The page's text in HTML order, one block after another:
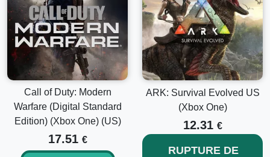
Call of Duty: Modern
Warfare (Digital Standard
Edition) (Xbox One) (US)
17.51 €
ARK: Survival Evolved US
(Xbox One)
12.31 €
RUPTURE DE